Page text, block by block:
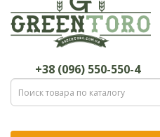
+38 (096) 550-550-4